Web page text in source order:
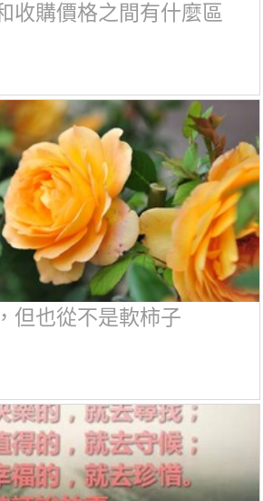
收購價格之間有什麼區
但也從不是軟柿子